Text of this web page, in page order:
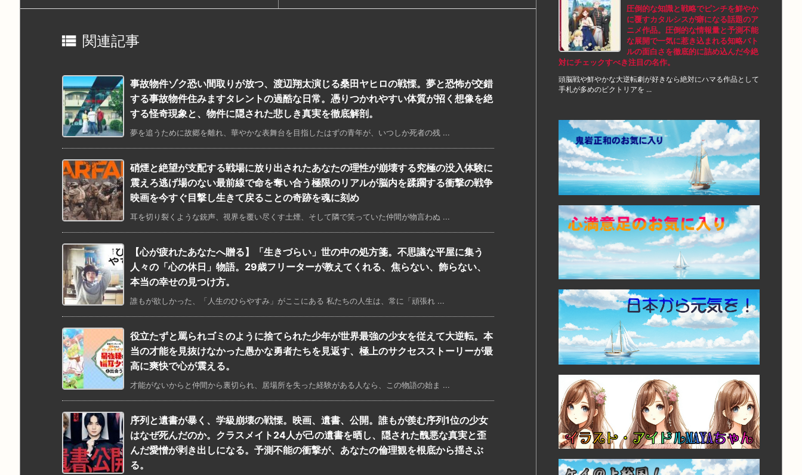
 関連記事
事故物件ゾク恐い間取りが放つ、渡辺翔太演じる桑田ヤヒロの戦慄。夢と恐怖が交錯
する事故物件住みますタレントの過酷な日常。憑りつかれやすい体質が招く想像を絶
する怪奇現象と、物件に隠された悲しき真実を徹底解剖。
夢を追うために故郷を離れ、華やかな表舞台を目指したはずの青年が、いつしか死者の残 ...
硝煙と絶望が支配する戦場に放り出されたあなたの理性が崩壊する究極の没入体験に
震えろ逃げ場のない最前線で命を奪い合う極限のリアルが脳内を蹂躙する衝撃の戦争
映画を今すぐ目撃し生きて戻ることの奇跡を魂に刻め
耳を切り裂くような銃声、視界を覆い尽くす土煙、そして隣で笑っていた仲間が物言わぬ ...
【心が疲れたあなたへ贈る】「生きづらい」世の中の処方箋。不思議な平屋に集う
人々の「心の休日」物語。29歳フリーターが教えてくれる、焦らない、飾らない、
本当の幸せの見つけ方。
誰もが欲しかった、「人生のひらやすみ」がここにある 私たちの人生は、常に「頑張れ ...
役立たずと罵られゴミのように捨てられた少年が世界最強の少女を従えて大逆転。本
当の才能を見抜けなかった愚かな勇者たちを見返す、極上のサクセスストーリーが最
高に爽快で心が震える。
才能がないからと仲間から裏切られ、居場所を失った経験がある人なら、この物語の始ま ...
序列と遺書が暴く、学級崩壊の戦慄。映画、遺書、公開。誰もが羨む序列1位の少女
はなぜ死んだのか。クラスメイト24人が己の遺書を晒し、隠された醜悪な真実と歪
んだ愛憎が剥き出しになる。予測不能の衝撃が、あなたの倫理観を根底から揺さぶ
る。
圧倒的な知識と戦略でピンチを鮮やか
に覆すカタルシスが癖になる話題のア
ニメ作品。圧倒的な情報量と予測不能
な展開で一気に惹き込まれる知略バト
ルの面白さを徹底的に詰め込んだ今絶
対にチェックすべき注目の名作。
頭脳戦や鮮やかな大逆転劇が好きなら絶対にハマる作品として
手札が多めのビクトリアを ...